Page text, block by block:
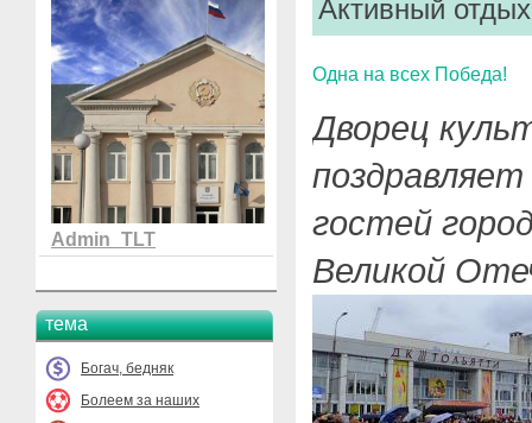
Admin_TLT
тема
Богач, бедняк
Болеем за наших
Активный
Одна на всех Победа!
Дворец
гостей
Великой